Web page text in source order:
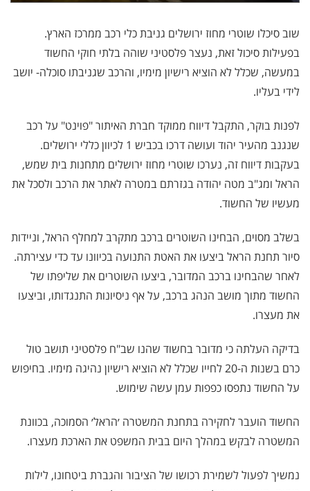
שוב סיכלו שוטרי מחוז ירושלים גניבת כלי רכב ממרכז הארץ.
בפעילות סיכול זאת, נעצר פלסטיני שוהה בלתי חוקי החשוד
במעשה, שכלל לא הוציא רישיון מימיו, והרכב שגניבתו סוכלה- יושב
לידי בעליו.
לפנות בוקר, התקבל דיווח ממוקד חברת האיתור "פוינט" על רכב
שנגנב מהעיר יהוד ועושה דרכו בכביש 1 לכיוון כללי ירושלים.
בעקבות דיווח זה, נערכו שוטרי מחוז ירושלים מתחנות בית שמש,
הראל ומג"ב מטה יהודה בגזרתם במטרה לאתר את הרכב ולסכל את
מעשיו של החשוד.
בשלב מסוים, הבחינו השוטרים ברכב מתקרב למחלף הראל, וניידות
סיור תחנת הראל ביצעו את האטת התנועה בכיוונו עד כדי עצירתה.
לאחר שהבחינו ברכב המדובר, ביצעו השוטרים את שליפתו של
החשוד מתוך מושב הנהג ברכב, על אף ניסיונות התנגדותו, וביצעו
את מעצרו.
בדיקה העלתה כי מדובר בחשוד שהנו שב"ח פלסטיני תושב טול
כרם בשנות ה-20 לחייו שכלל לא הוציא רישיון נהיגה מימיו. בחיפוש
על החשוד נתפסו כפפות עמן עשה שימוש.
החשוד הועבר לחקירה בתחנת המשטרה ׳הראל׳ הסמוכה, בכוונת
המשטרה לבקש במהלך היום בבית המשפט את הארכת מעצרו.
נמשיך לפעול לשמירת רכושו של הציבור והגברת ביטחונו, לילות